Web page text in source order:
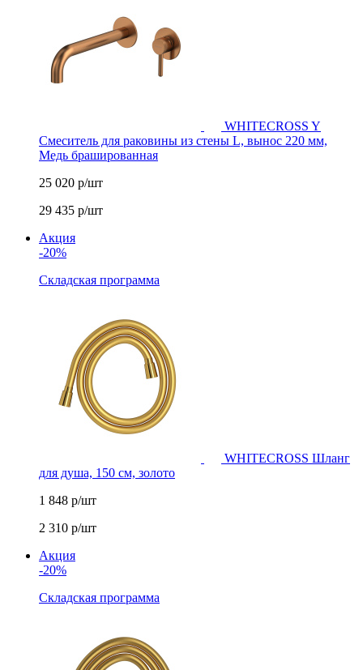
WHITECROSS Y
Смеситель для раковины из стены L, вынос 220 мм,
Медь брашированная
25 020 р/шт
29 435 р/шт
Акция
-20%
Складская программа
WHITECROSS Шланг
для душа, 150 см, золото
1 848 р/шт
2 310 р/шт
Акция
-20%
Складская программа